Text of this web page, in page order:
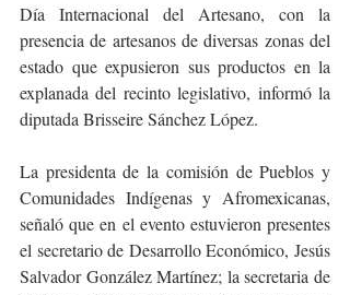
Día Internacional del Artesano, con la
presencia de artesanos de diversas zonas del
estado que expusieron sus productos en la
explanada del recinto legislativo, informó la
diputada Brisseire Sánchez López.
La presidenta de la comisión de Pueblos y
Comunidades Indígenas y Afromexicanas,
señaló que en el evento estuvieron presentes
el secretario de Desarrollo Económico, Jesús
Salvador González Martínez; la secretaria de